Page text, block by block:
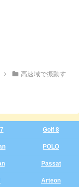
高速域で振動す
Golf 8
POLO
Passat
Arteon